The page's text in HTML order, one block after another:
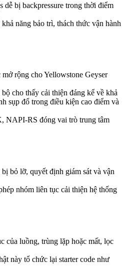
bị backpressure trong thời điểm
năng bảo trì, thách thức vận hành
rộng cho Yellowstone Geyser
cho thấy cải thiện đáng kể về khả
sụp đổ trong điều kiện cao điểm và
NAPI-RS đóng vai trò trung tâm
bỏ lỡ, quyết định giám sát và vận
nhóm liên tục cải thiện hệ thống
của luồng, trùng lặp hoặc mất, lọc
này tổ chức lại starter code như